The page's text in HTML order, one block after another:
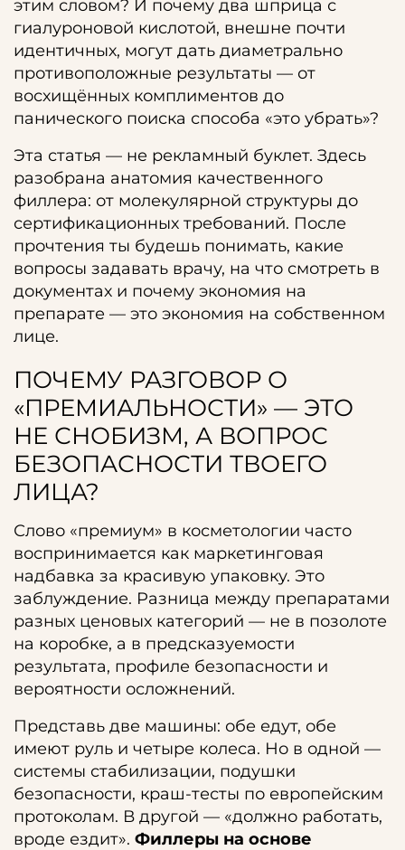
этим словом? И почему два шприца с
гиалуроновой кислотой, внешне почти
идентичных, могут дать диаметрально
противоположные результаты — от
восхищённых комплиментов до
панического поиска способа «это убрать»?
Эта статья — не рекламный буклет. Здесь
разобрана анатомия качественного
филлера: от молекулярной структуры до
сертификационных требований. После
прочтения ты будешь понимать, какие
вопросы задавать врачу, на что смотреть в
документах и почему экономия на
препарате — это экономия на собственном
лице.
ПОЧЕМУ РАЗГОВОР О
«ПРЕМИАЛЬНОСТИ» — ЭТО
НЕ СНОБИЗМ, А ВОПРОС
БЕЗОПАСНОСТИ ТВОЕГО
ЛИЦА?
Слово «премиум» в косметологии часто
воспринимается как маркетинговая
надбавка за красивую упаковку. Это
заблуждение. Разница между препаратами
разных ценовых категорий — не в позолоте
на коробке, а в предсказуемости
результата, профиле безопасности и
вероятности осложнений.
Представь две машины: обе едут, обе
имеют руль и четыре колеса. Но в одной —
системы стабилизации, подушки
безопасности, краш-тесты по европейским
протоколам. В другой — «должно работать,
вроде ездит». Филлеры на основе